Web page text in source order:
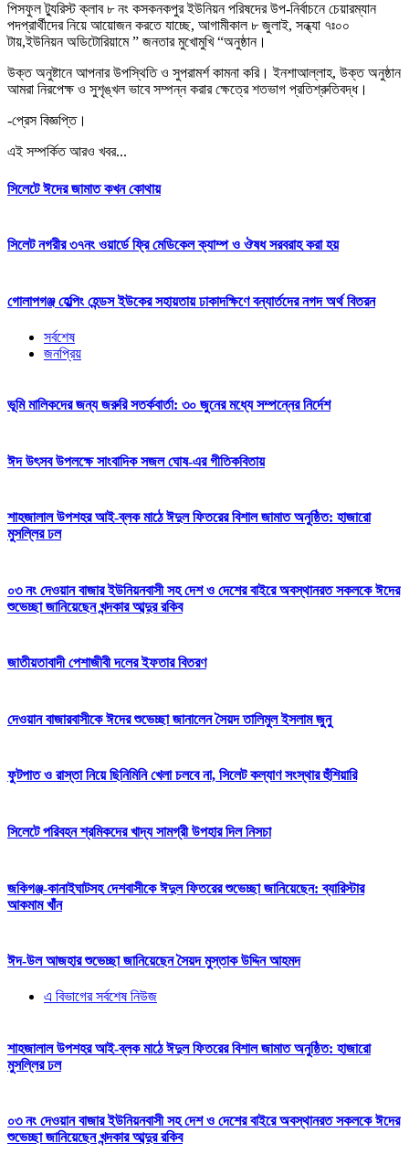
পিসফুল ট্যুরিস্ট ক্লাব ৮ নং কসকনকপুর ইউনিয়ন পরিষদের উপ-নির্বাচনে চেয়ারম্যান
পদপ্রার্থীদের নিয়ে আয়োজন করতে যাচ্ছে, আগামীকাল ৮ জুলাই, সন্ধ্যা ৭ঃ০০
টায়,ইউনিয়ন অডিটোরিয়ামে ” জনতার মুখোমুখি “অনুষ্ঠান।
উক্ত অনুষ্টানে আপনার উপস্থিতি ও সুপরামর্শ কামনা করি। ইনশাআল্লাহ, উক্ত অনুষ্ঠান
আমরা নিরপেক্ষ ও সুশৃঙ্খল ভাবে সম্পন্ন করার ক্ষেত্রে শতভাগ প্রতিশ্রুতিবদ্ধ।
-প্রেস বিজ্ঞপ্তি।
এই সম্পর্কিত আরও খবর...
সিলেটে ঈদের জামাত কখন কোথায়
সিলেট নগরীর ৩৭নং ওয়ার্ডে ফ্রি মেডিকেল ক্যাম্প ও ঔষধ সরবরাহ করা হয়
গোলাপগঞ্জ হেল্পিং হেন্ডস ইউকের সহায়তায় ঢাকাদক্ষিণে বন্যার্তদের নগদ অর্থ বিতরন
সর্বশেষ
জনপ্রিয়
ভূমি মালিকদের জন্য জরুরি সতর্কবার্তা: ৩০ জুনের মধ্যে সম্পন্নের নির্দেশ
ঈদ উৎসব উপলক্ষে সাংবাদিক সজল ঘোষ-এর গীতিকবিতায়
শাহজালাল উপশহর আই-ব্লক মাঠে ঈদুল ফিতরের বিশাল জামাত অনুষ্ঠিত: হাজারো
মুসল্লির ঢল
০৩ নং দেওয়ান বাজার ইউনিয়নবাসী সহ দেশ ও দেশের বাইরে অবস্থানরত সকলকে ঈদের
শুভেচ্ছা জানিয়েছেন খন্দকার আব্দুর রকিব
জাতীয়তাবাদী পেশাজীবী দলের ইফতার বিতরণ
দেওয়ান বাজারবাসীকে ঈদের শুভেচ্ছা জানালেন সৈয়দ তালিমুল ইসলাম জুনু
ফুটপাত ও রাস্তা নিয়ে ছিনিমিনি খেলা চলবে না, সিলেট কল্যাণ সংস্থার হুঁশিয়ারি
সিলেটে পরিবহন শ্রমিকদের খাদ্য সামগ্রী উপহার দিল নিসচা
জকিগঞ্জ-কানাইঘাটসহ দেশবাসীকে ঈদুল ফিতরের শুভেচ্ছা জানিয়েছেন: ব্যারিস্টার
আকমাম খাঁন
ঈদ-উল আজহার শুভেচ্ছা জানিয়েছেন সৈয়দ মুস্তাক উদ্দিন আহমদ
এ বিভাগের সর্বশেষ নিউজ
শাহজালাল উপশহর আই-ব্লক মাঠে ঈদুল ফিতরের বিশাল জামাত অনুষ্ঠিত: হাজারো
মুসল্লির ঢল
০৩ নং দেওয়ান বাজার ইউনিয়নবাসী সহ দেশ ও দেশের বাইরে অবস্থানরত সকলকে ঈদের
শুভেচ্ছা জানিয়েছেন খন্দকার আব্দুর রকিব